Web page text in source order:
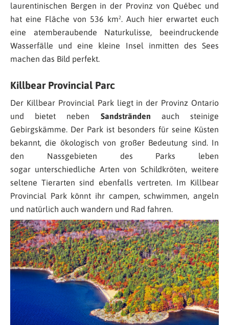
laurentinischen Bergen in der Provinz von Québec und
hat eine Fläche von 536 km². Auch hier erwartet euch
eine atemberaubende Naturkulisse, beeindruckende
Wasserfälle und eine kleine Insel inmitten des Sees
machen das Bild perfekt.
Killbear Provincial Parc
Der Killbear Provincial Park liegt in der Provinz Ontario
und bietet neben Sandstränden auch steinige
Gebirgskämme. Der Park ist besonders für seine Küsten
bekannt, die ökologisch von großer Bedeutung sind. In
den Nassgebieten des Parks leben
sogar unterschiedliche Arten von Schildkröten, weitere
seltene Tierarten sind ebenfalls vertreten. Im Killbear
Provincial Park könnt ihr campen, schwimmen, angeln
und natürlich auch wandern und Rad fahren.